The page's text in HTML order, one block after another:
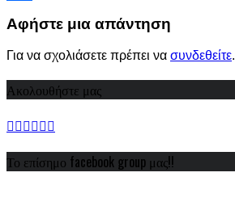
Αφήστε μια απάντηση
Για να σχολιάσετε πρέπει να συνδεθείτε.
Ακολουθήστε μας
Το επίσημο facebook group μας!!